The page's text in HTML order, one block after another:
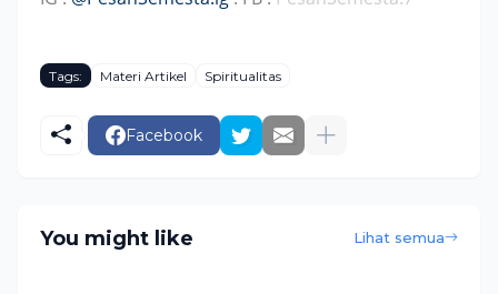
Tags: Materi Artikel Spiritualitas
Facebook
You might like Lihat semua